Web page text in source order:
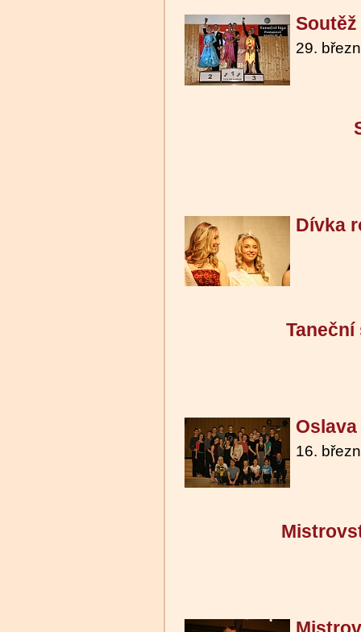
29.
Dívka
Taneční
16.